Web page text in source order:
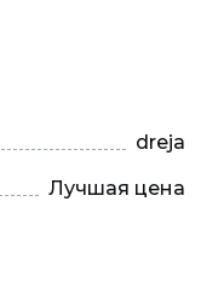
dreja
Лучшая цена